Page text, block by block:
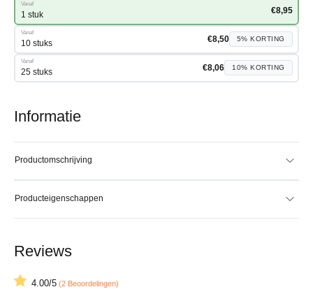
Vanaf
1 stuk €8,95
Vanaf
10 stuks €8,50 5% KORTING
Vanaf
25 stuks €8,06 10% KORTING
Informatie
Productomschrijving
Producteigenschappen
Reviews
4.00/5 (2 Beoordelingen)